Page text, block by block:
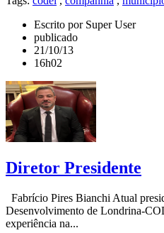
Escrito por Super User
publicado
21/10/13
16h02
Diretor Presidente
Fabrício Pires Bianchi Atual
Desenvolvimento de Londrina-
experiência na...